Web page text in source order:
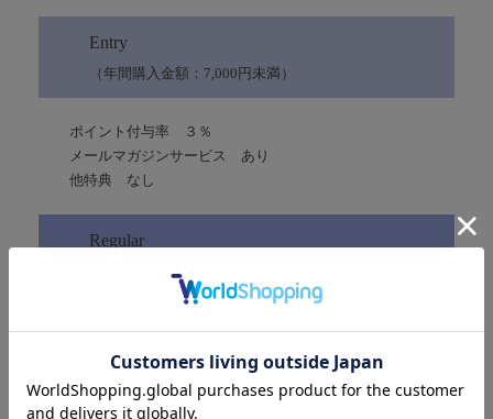
Entry
（年間購入金額：7,000円未満）
ポイント付与率 ３％
メールマガジンサービス あり
他特典 なし
Regular
（年間購入金額：7,000円以上）
ポイント付与率 ３％
メールマガジンサービス あり